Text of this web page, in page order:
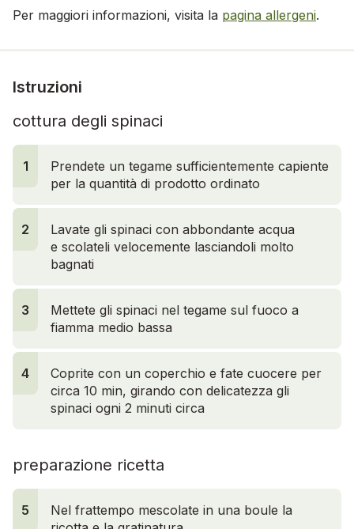
Per maggiori informazioni, visita la pagina allergeni.
Istruzioni
cottura degli spinaci
1
Prendete un tegame sufficientemente capiente
per la quantità di prodotto ordinato
2
Lavate gli spinaci con abbondante acqua
e scolateli velocemente lasciandoli molto
bagnati
3
Mettete gli spinaci nel tegame sul fuoco a
fiamma medio bassa
4
Coprite con un coperchio e fate cuocere per
circa 10 min, girando con delicatezza gli
spinaci ogni 2 minuti circa
preparazione ricetta
5
Nel frattempo mescolate in una boule la